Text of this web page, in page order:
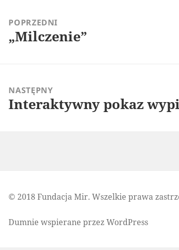
POPRZEDNI
Poprzedni
„Milczenie”
NASTĘPNY
Następny
Interaktywny pokaz
© 2018 Fundacja Mir. Wszelkie prawa
Dumnie wspierane przez WordPress